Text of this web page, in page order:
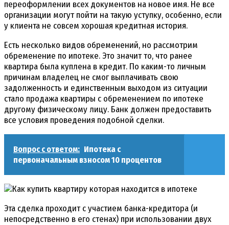
переоформлении всех документов на новое имя. Не все
организации могут пойти на такую уступку, особенно, если
у клиента не совсем хорошая кредитная история.
Есть несколько видов обременений, но рассмотрим
обременение по ипотеке. Это значит то, что ранее
квартира была куплена в кредит. По каким-то личным
причинам владелец не смог выплачивать свою
задолженность и единственным выходом из ситуации
стало продажа квартиры с обременением по ипотеке
другому физическому лицу. Банк должен предоставить
все условия проведения подобной сделки.
Вопрос с ответом: Ипотека с
первоначальным взносом 10 процентов
Эта сделка проходит с участием банка-кредитора (и
непосредственно в его стенах) при использовании двух